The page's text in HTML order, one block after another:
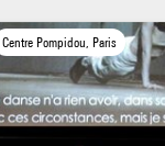
Centre Pompidou, Paris